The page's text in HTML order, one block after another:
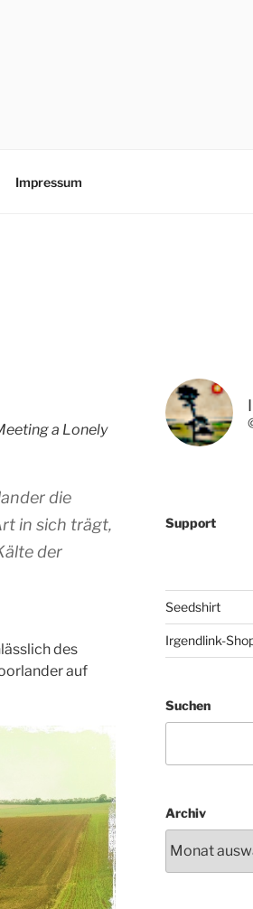
Impressum
a Lonely
die
in sich trägt,
der
des
auf
Support
Seedshirt
Irgendlink-
Suchen
Archiv